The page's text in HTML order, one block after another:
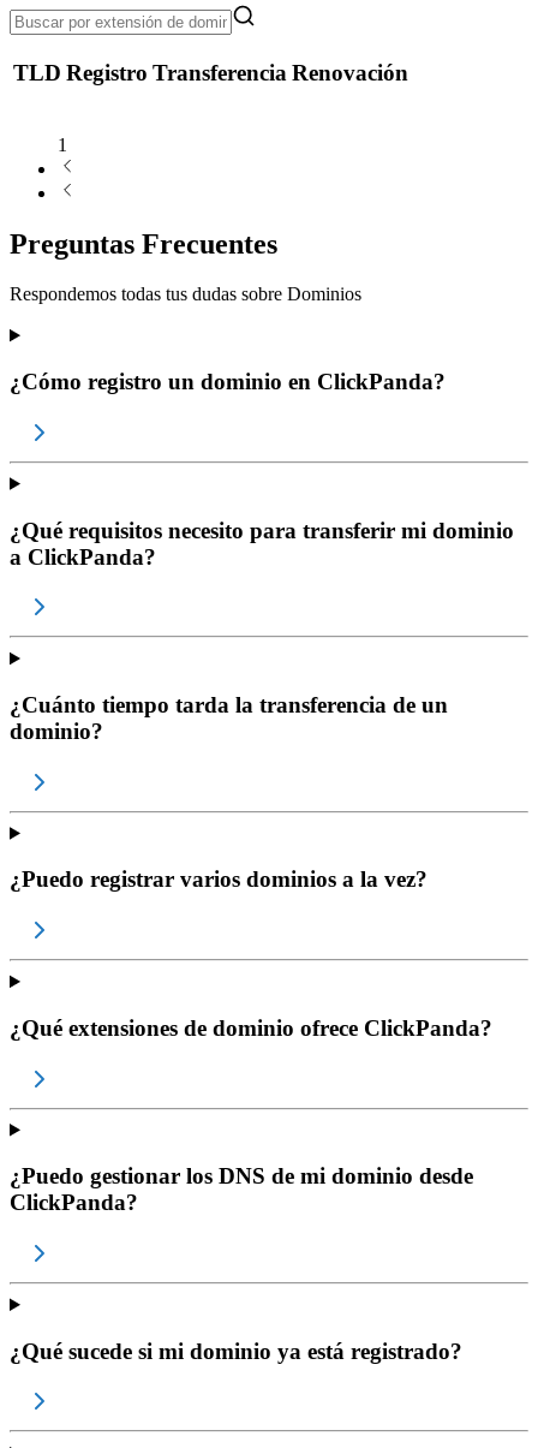
TLD Registro TransferenciaRenovación
1
Preguntas Frecuentes
Respondemos todas tus dudas sobre Dominios
¿Cómo registro un dominio en ClickPanda?
¿Qué requisitos necesito para transferir mi dominio
a ClickPanda?
¿Cuánto tiempo tarda la transferencia de un
dominio?
¿Puedo registrar varios dominios a la vez?
¿Qué extensiones de dominio ofrece ClickPanda?
¿Puedo gestionar los DNS de mi dominio desde
ClickPanda?
¿Qué sucede si mi dominio ya está registrado?